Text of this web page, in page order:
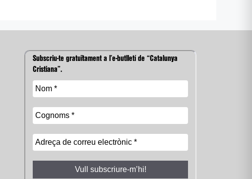
Subscriu-te gratuïtament a l’e-butlletí de “Catalunya
Cristiana”.